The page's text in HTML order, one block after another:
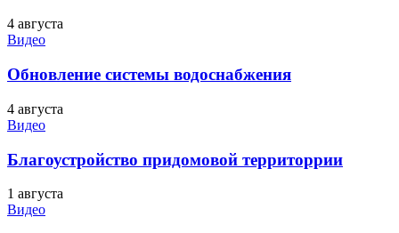
4 августа
Видео
Обновление системы водоснабжения
4 августа
Видео
Благоустройство придомовой территоррии
1 августа
Видео